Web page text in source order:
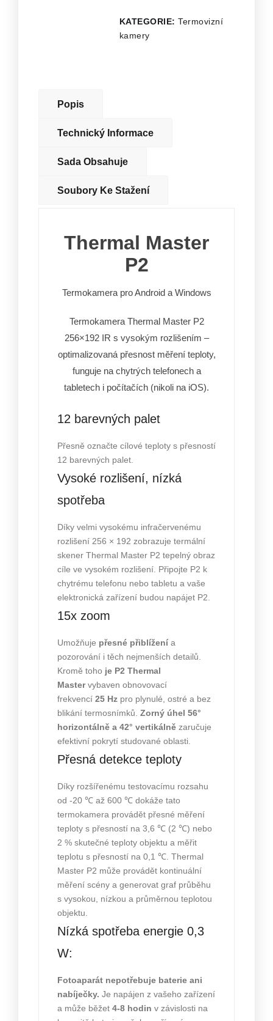
KATEGORIE:Termovizní
kamery
Popis
Technický Informace
Sada Obsahuje
Soubory Ke Stažení
Thermal Master
P2
Termokamera pro Android a Windows
Termokamera Thermal Master P2
256×192 IR s vysokým rozlišením –
optimalizovaná přesnost měření teploty,
funguje na chytrých telefonech a
tabletech i počítačích (nikoli na iOS).
12 barevných palet
Přesně označte cílové teploty s přesností
12 barevných palet.
Vysoké rozlišení, nízká
spotřeba
Díky velmi vysokému infračervenému
rozlišení 256 × 192 zobrazuje termální
skener Thermal Master P2 tepelný obraz
cíle ve vysokém rozlišení. Připojte P2 k
chytrému telefonu nebo tabletu a vaše
elektronická zařízení budou napájet P2.
15x zoom
Umožňuje přesné přiblížení a
pozorování i těch nejmenších detailů.
Kromě toho je P2 Thermal
Mastervybaven obnovovací
frekvencí 25 Hz pro plynulé, ostré a bez
blikání termosnímků. Zorný úhel 56°
horizontálně a 42° vertikálně zaručuje
efektivní pokrytí studované oblasti.
Přesná detekce teploty
Díky rozšířenému testovacímu rozsahu
od -20 ℃ až 600 ℃ dokáže tato
termokamera provádět přesné měření
teploty s přesností na 3,6 ℃ (2 ℃) nebo
2 % skutečné teploty objektu a měřit
teplotu s přesností na 0,1 ℃. Thermal
Master P2 může provádět kontinuální
měření scény a generovat graf průběhu
s vysokou, nízkou a průměrnou teplotou
objektu.
Nízká spotřeba energie 0,3
W:
Fotoaparát nepotřebuje baterie ani
nabíječky. Je napájen z vašeho zařízení
a může běžet 4-8 hodin v závislosti na